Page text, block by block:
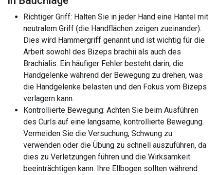
Richtiger Griff: Halten Sie in jeder Hand eine Hantel mit
neutralem Griff (die Handflächen zeigen zueinander).
Dies wird Hammergriff genannt und ist wichtig für die
Arbeit sowohl des Bizeps brachii als auch des
Brachialis. Ein häufiger Fehler besteht darin, die
Handgelenke während der Bewegung zu drehen, was
die Handgelenke belasten und den Fokus vom Bizeps
verlagern kann.
Kontrollierte Bewegung: Achten Sie beim Ausführen
des Curls auf eine langsame, kontrollierte Bewegung.
Vermeiden Sie die Versuchung, Schwung zu
verwenden oder die Übung zu schnell auszuführen, da
dies zu Verletzungen führen und die Wirksamkeit
beeinträchtigen kann. Ihre Ellbogen sollten während